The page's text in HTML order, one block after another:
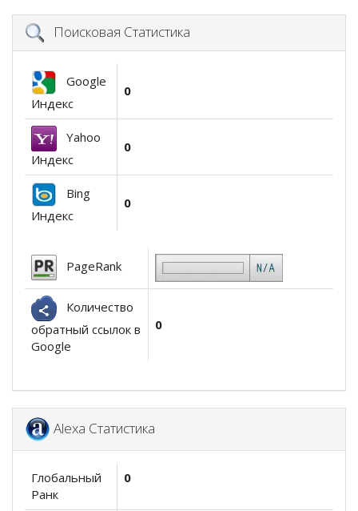
Поисковая Статистика
Google
Индекс
0
Yahoo
Индекс
0
Bing
Индекс
0
PageRank
Количество
обратный ссылок в
Google
0
Alexa Статистика
Глобальный
Ранк
0